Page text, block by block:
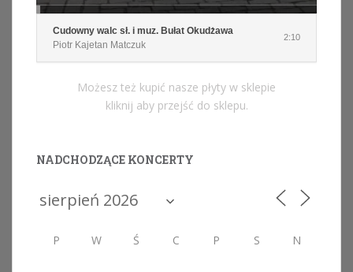
Cudowny walc sł. i muz. Bułat Okudżawa
Piotr Kajetan Matczuk
2:10
Możesz też kupić nasze płyty w sklepie
kliknij aby przejść do sklepu.
NADCHODZĄCE KONCERTY
P W Ś C P S N